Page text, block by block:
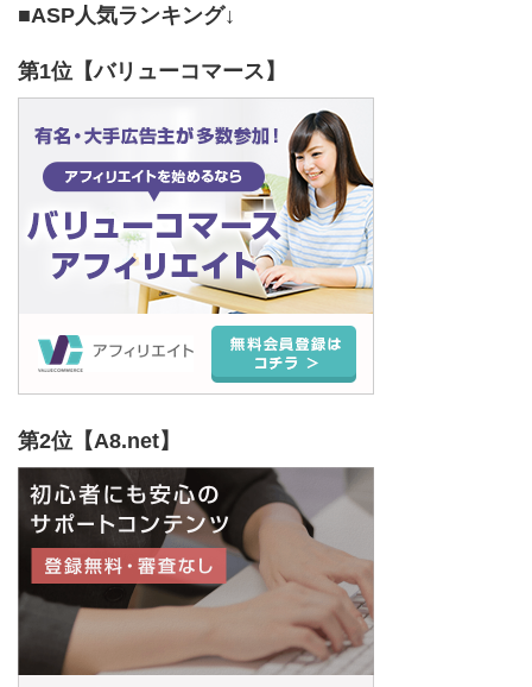
■ASP人気ランキング↓
第1位【バリューコマース】
第2位【A8.net】